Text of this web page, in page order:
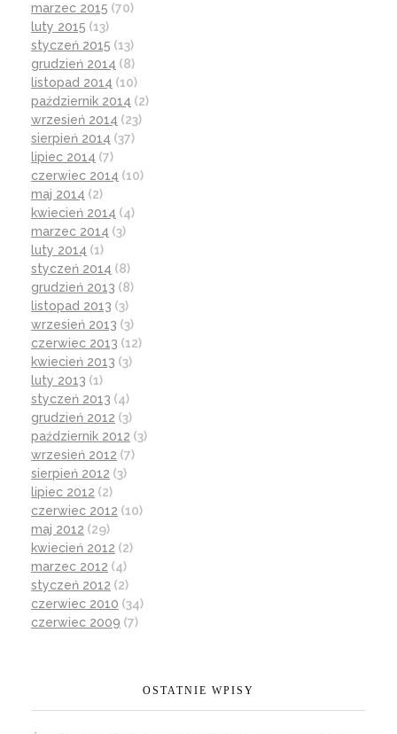
marzec 2015 (70)
luty 2015 (13)
styczeń 2015 (13)
grudzień 2014 (8)
listopad 2014 (10)
październik 2014 (2)
wrzesień 2014 (23)
sierpień 2014 (37)
lipiec 2014 (7)
czerwiec 2014 (10)
maj 2014 (2)
kwiecień 2014 (4)
marzec 2014 (3)
luty 2014 (1)
styczeń 2014 (8)
grudzień 2013 (8)
listopad 2013 (3)
wrzesień 2013 (3)
czerwiec 2013 (12)
kwiecień 2013 (3)
luty 2013 (1)
styczeń 2013 (4)
grudzień 2012 (3)
październik 2012 (3)
wrzesień 2012 (7)
sierpień 2012 (3)
lipiec 2012 (2)
czerwiec 2012 (10)
maj 2012 (29)
kwiecień 2012 (2)
marzec 2012 (4)
styczeń 2012 (2)
czerwiec 2010 (34)
czerwiec 2009 (7)
OSTATNIE WPISY